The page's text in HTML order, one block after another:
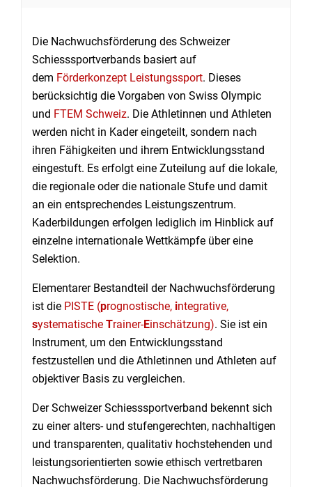
Die Nachwuchsförderung des Schweizer
Schiesssportverbands basiert auf
dem Förderkonzept Leistungssport. Dieses
berücksichtig die Vorgaben von Swiss Olympic
und FTEM Schweiz. Die Athletinnen und Athleten
werden nicht in Kader eingeteilt, sondern nach
ihren Fähigkeiten und ihrem Entwicklungsstand
eingestuft. Es erfolgt eine Zuteilung auf die lokale,
die regionale oder die nationale Stufe und damit
an ein entsprechendes Leistungszentrum.
Kaderbildungen erfolgen lediglich im Hinblick auf
einzelne internationale Wettkämpfe über eine
Selektion.
Elementarer Bestandteil der Nachwuchsförderung
ist die PISTE (prognostische, integrative,
systematische Trainer-Einschätzung). Sie ist ein
Instrument, um den Entwicklungsstand
festzustellen und die Athletinnen und Athleten auf
objektiver Basis zu vergleichen.
Der Schweizer Schiesssportverband bekennt sich
zu einer alters- und stufengerechten, nachhaltigen
und transparenten, qualitativ hochstehenden und
leistungsorientierten sowie ethisch vertretbaren
Nachwuchsförderung. Die Nachwuchsförderung